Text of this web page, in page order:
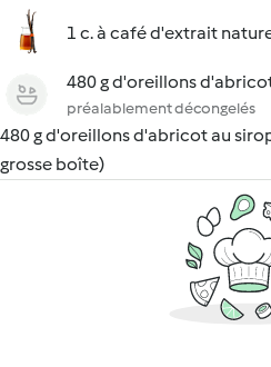
1 c. à café d'extrait
480 g d'oreillons
préalablement décongelés
480 g d'oreillons d'abricot au
grosse boîte)